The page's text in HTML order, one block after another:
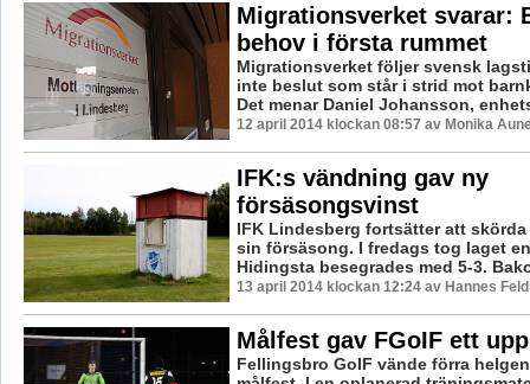
Migrationsverket svarar:
behov i första rummet
Migrationsverket följer svensk
inte beslut som står i strid mot
Det menar Daniel Johansson,
12 april 2014 klockan 08:57 av Monika
IFK:s vändning gav ny
försäsongsvinst
IFK Lindesberg fortsätter att
sin försäsong. I fredags tog laget
Hidingsta besegrades med 5-3.
13 april 2014 klockan 12:24 av Hannes
Målfest gav FGoIF ett
Fellingsbro GoIF vände förra